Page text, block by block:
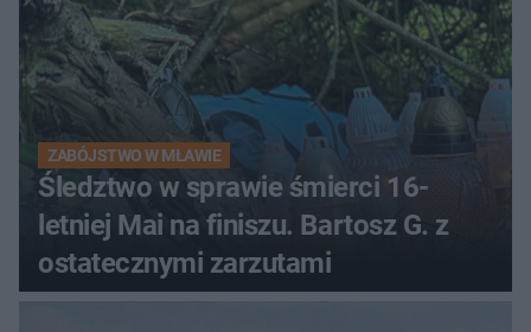
ZABÓJSTWO W MŁAWIE
Śledztwo w sprawie śmierci 16-
letniej Mai na finiszu. Bartosz G. z
ostatecznymi zarzutami